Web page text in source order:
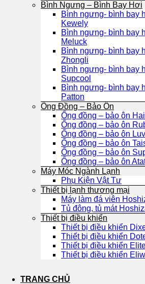
Bình Ngưng – Bình Bay Hơi
Bình ngưng- bình bay
Kewely
Bình ngưng- bình bay
Meluck
Bình ngưng- bình bay
Zhongli
Bình ngưng- bình bay
Supcool
Bình ngưng- bình bay
Patton
Ống Đồng – Bảo Ôn
Ống đồng – bảo ôn
Ống đồng – bảo ôn
Ống đồng – bảo ôn
Ống đồng – bảo ôn
Ống đồng – bảo ôn
Ống đồng – bảo ôn
Máy Móc Ngành Lạnh
Phụ Kiện Vật Tư
Thiết bị lạnh thương mại
Máy làm đá viên
Tủ đông, tủ mát
Thiết bị điều khiển
Thiết bị điều khiển
Thiết bị điều khiển
Thiết bị điều khiển
Thiết bị điều khiển
TRANG CHỦ